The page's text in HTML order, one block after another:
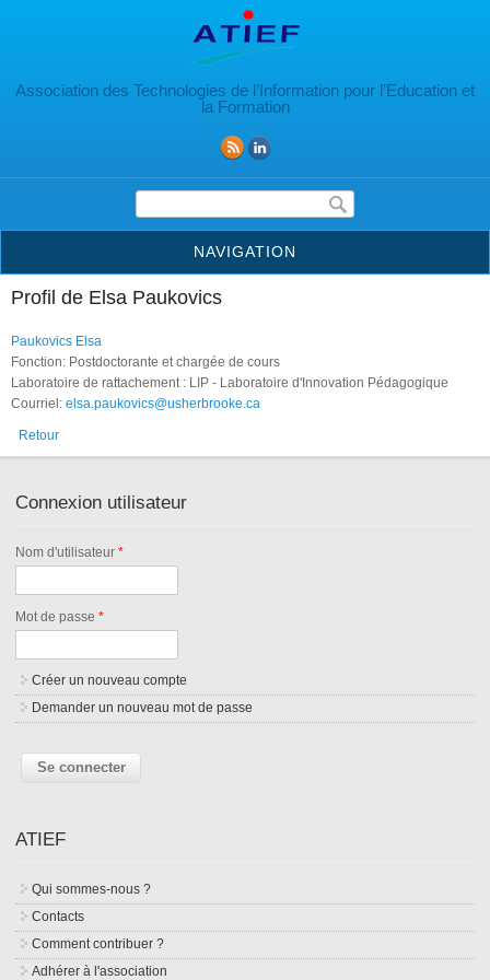
Association des Technologies de l’Information pour l’Education et
la Formation
Formulaire de recherche
NAVIGATION
Profil de Elsa Paukovics
Paukovics Elsa
Fonction: Postdoctorante et chargée de cours
Laboratoire de rattachement : LIP - Laboratoire d'Innovation Pédagogique
Courriel: elsa.paukovics@usherbrooke.ca
Retour
Connexion utilisateur
Nom d'utilisateur*
Mot de passe*
Créer un nouveau compte
Demander un nouveau mot de passe
ATIEF
Qui sommes-nous ?
Contacts
Comment contribuer ?
Adhérer à l'association